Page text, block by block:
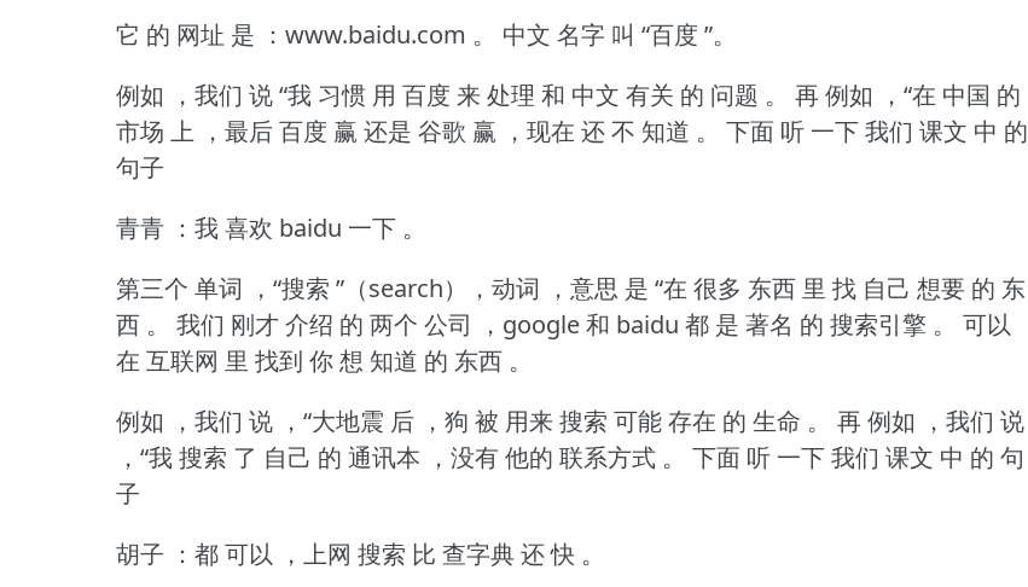
它 的 网址 是 ：www.baidu.com 。
中文 名字 叫 “百度 ”。
例如 ，我们 说 “我 习惯 用 百度 来 处理 和 中文 有关 的 问题 。
再 例如 ，“在 中国 的
市场 上 ，最后 百度 赢 还是 谷歌 赢 ，现在 还 不 知道 。
下面 听 一下 我们 课文 中 的
句子
青青 ：我 喜欢 baidu 一下 。
第三个 单词 ，“搜索 ”（search），动词 ，意思 是 “在 很多 东西 里 找 自己 想要 的 东
西 。
我们 刚才 介绍 的 两个 公司 ，google 和 baidu 都 是 著名 的 搜索引擎 。
可以
在 互联网 里 找到 你 想 知道 的 东西 。
例如 ，我们 说 ，“大地震 后 ，狗 被 用来 搜索 可能 存在 的 生命 。
再 例如 ，我们 说
，“我 搜索 了 自己 的 通讯本 ，没有 他的 联系方式 。
下面 听 一下 我们 课文 中 的 句
子
胡子 ：都 可以 ，上网 搜索 比 查字典 还 快 。